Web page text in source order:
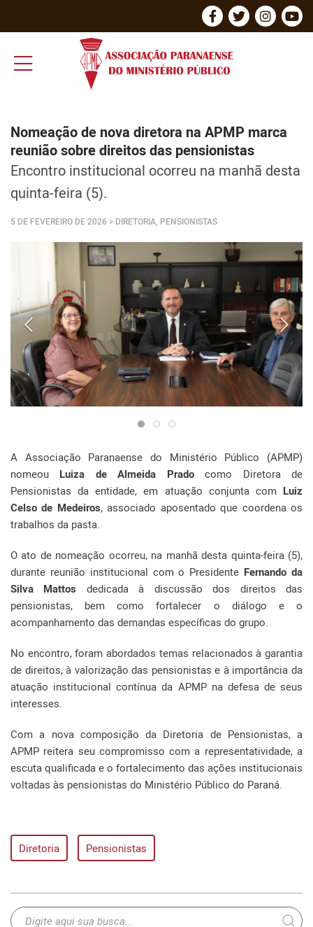
Nomeação de nova diretora na APMP marca
reunião sobre direitos das pensionistas
Encontro institucional ocorreu na manhã desta
quinta-feira (5).
5 DE FEVEREIRO DE 2026 > DIRETORIA, PENSIONISTAS
A Associação Paranaense do Ministério Público (APMP)
nomeou Luiza de Almeida Pradocomo Diretora de
Pensionistas da entidade, em atuação conjunta com Luiz
Celso de Medeiros, associado aposentado que coordena os
trabalhos da pasta.
O ato de nomeação ocorreu, na manhã desta quinta-feira (5),
durante reunião institucional com o Presidente Fernando da
Silva Mattos dedicada à discussão dos direitos das
pensionistas, bem como fortalecer o diálogo e o
acompanhamento das demandas específicas do grupo.
No encontro, foram abordados temas relacionados à garantia
de direitos, à valorização das pensionistas e à importância da
atuação institucional contínua da APMP na defesa de seus
interesses.
Com a nova composição da Diretoria de Pensionistas, a
APMP reitera seu compromisso com a representatividade, a
escuta qualificada e o fortalecimento das ações institucionais
voltadas às pensionistas do Ministério Público do Paraná.
Diretoria Pensionistas